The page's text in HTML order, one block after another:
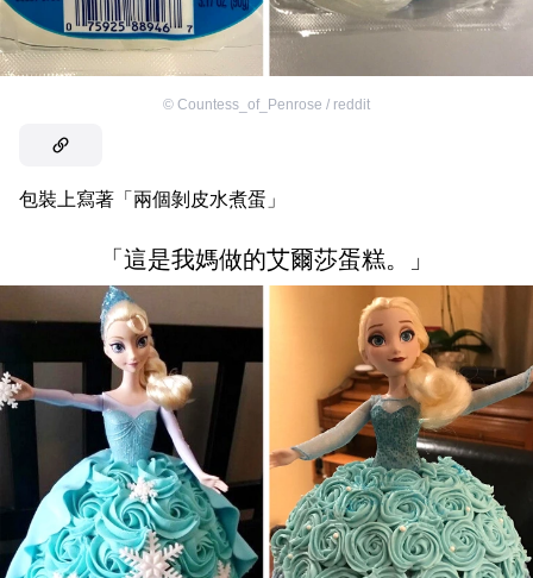
© Countess_of_Penrose / reddit
包裝上寫著「兩個剝皮水煮蛋」
「這是我媽做的艾爾莎蛋糕。」